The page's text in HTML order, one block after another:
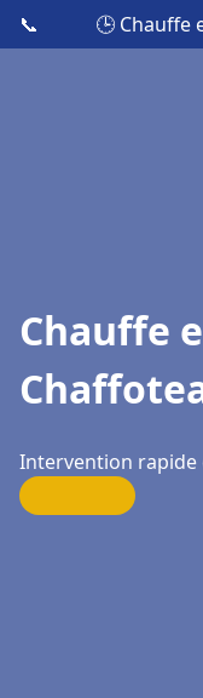
📞 🕒 Chauffe
Chauffe
Intervention rapide